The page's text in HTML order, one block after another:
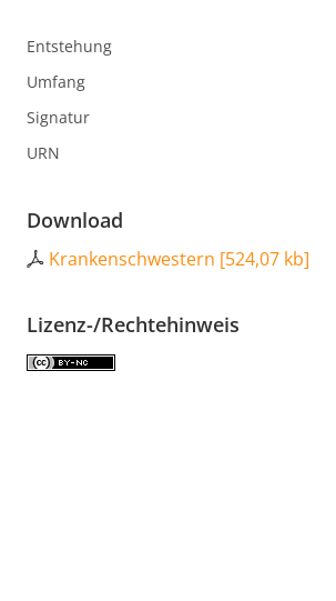
Entstehung
Umfang
Signatur
URN
Download
Krankenschwestern [524,07 kb]
Lizenz-/Rechtehinweis